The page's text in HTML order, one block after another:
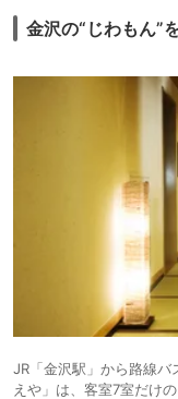
金沢の“じわもん”
JR「金沢駅」から路線
えや」は、客室7室だけ